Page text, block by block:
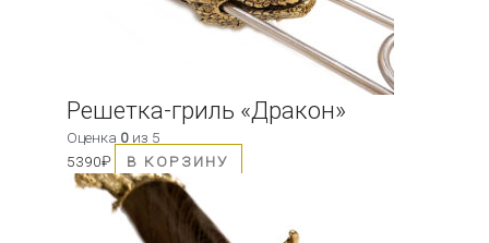
Решетка-гриль «Дракон»
Оценка 0 из 5
5390₽ В КОРЗИНУ